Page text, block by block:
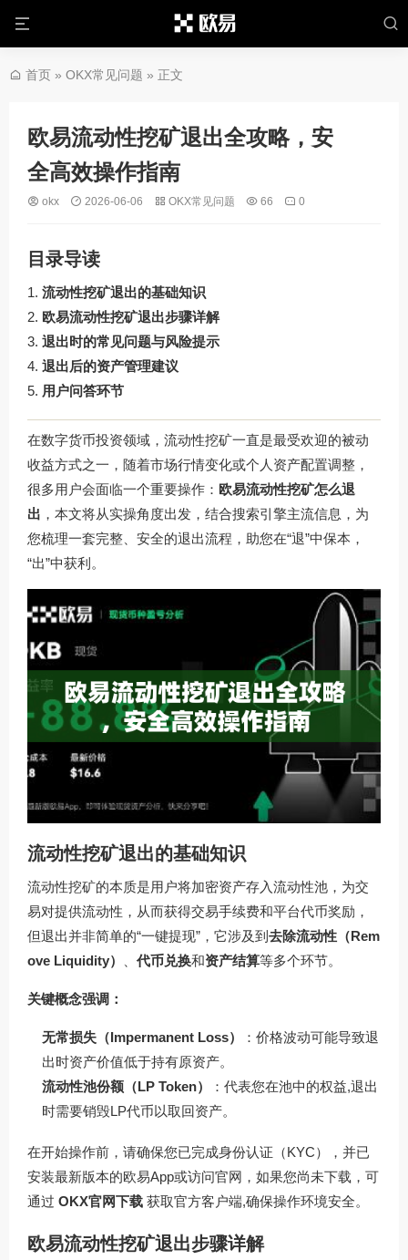
首页 » OKX常见问题 » 正文
欧易流动性挖矿退出全攻略，安
全高效操作指南
okx 2026-06-06 OKX常见问题 66 0
目录导读
流动性挖矿退出的基础知识
欧易流动性挖矿退出步骤详解
退出时的常见问题与风险提示
退出后的资产管理建议
用户问答环节
在数字货币投资领域，流动性挖矿一直是最受欢迎的被动
收益方式之一，随着市场行情变化或个人资产配置调整，
很多用户会面临一个重要操作： 欧易流动性挖矿怎么退
出 ，本文将从实操角度出发，结合搜索引擎主流信息，为
您梳理一套完整、安全的退出流程，助您在“退”中保本，
“出”中获利。
流动性挖矿退出的基础知识
流动性挖矿的本质是用户将加密资产存入流动性池，为交
易对提供流动性，从而获得交易手续费和平台代币奖励，
但退出并非简单的“一键提现”，它涉及到 去除流动性（Rem
ove Liquidity）
代币兑换和资产结算等多个环节。
关键概念强调：
无常损失（Impermanent Loss）
：价格波动可能导致退
出时资产价值低于持有原资产。
流动性池份额（LP Token）
：代表您在池中的权益,退出
时需要销毁LP代币以取回资产。
在开始操作前，请确保您已完成身份认证（KYC），并已
安装最新版本的欧易App或访问官网，如果您尚未下载，可
通过 OKX官网下载 获取官方客户端,确保操作环境安全。
欧易流动性挖矿退出步骤详解